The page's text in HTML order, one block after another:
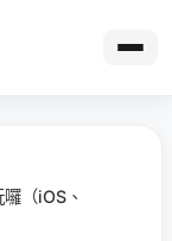
（iOS、